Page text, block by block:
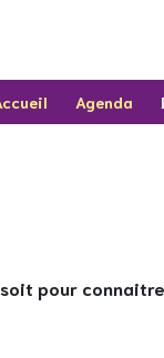
Agenda
pour